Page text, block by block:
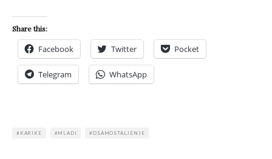
Share this:
Facebook Twitter Pocket
Telegram WhatsApp
KARIKE MLADI OSAMOSTALJENJE